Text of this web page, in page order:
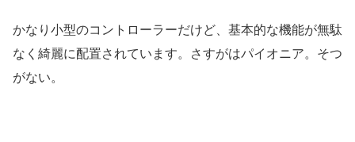
かなり小型のコントローラーだけど、基本的な機能が無駄
なく綺麗に配置されています。さすがはパイオニア。そつ
がない。